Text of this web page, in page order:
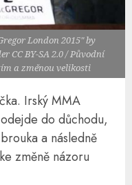
London 2015" by
CC BY-SA 2.0 / Původní
a změnou velikosti
Irský MMA
do důchodu,
a následně
změně názoru